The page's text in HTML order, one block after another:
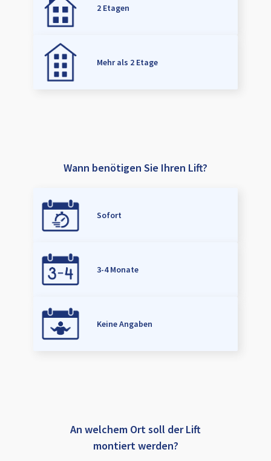
2 Etagen
Mehr als 2 Etage
Wann benötigen Sie Ihren Lift?
Sofort
3-4 Monate
Keine Angaben
An welchem Ort soll der Lift
montiert werden?